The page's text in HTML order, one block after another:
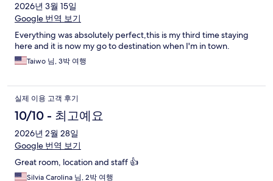
2026년 3월 15일
Google 번역 보기
Everything was absolutely perfect,this is my third time staying
here and it is now my go to destination when I'm in town.
Taiwo 님, 3박 여행
실제 이용 고객 후기
10/10 - 최고예요
2026년 2월 28일
Google 번역 보기
Great room, location and staff 👍
Silvia Carolina 님, 2박 여행